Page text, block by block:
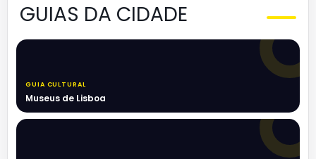
GUIAS DA CIDADE
GUIA CULTURAL
Museus de Lisboa